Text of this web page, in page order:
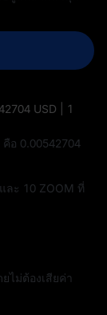
USD | 1
อ 0.00542704
ละ 10 ZOOM ที่
ไม่ต้องเสียค่า